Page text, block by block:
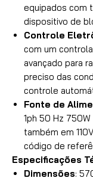
equipados com
dispositivo de
Controle
com um
avançado para
preciso das
controle
Fonte de
1ph 50 Hz
também em
código de
Especificações
Dimensões: